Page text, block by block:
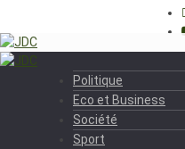
Politique
Eco et Business
Société
Sport